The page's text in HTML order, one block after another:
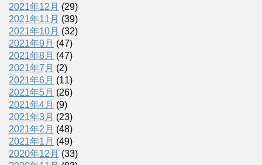
2021年12月 (29)
2021年11月 (39)
2021年10月 (32)
2021年9月 (47)
2021年8月 (47)
2021年7月 (2)
2021年6月 (11)
2021年5月 (26)
2021年4月 (9)
2021年3月 (23)
2021年2月 (48)
2021年1月 (49)
2020年12月 (33)